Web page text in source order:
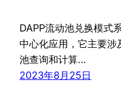
DAPP流动池兑换模式
中心化应用，它主要涉
池查询和计算…
2023年8月25日